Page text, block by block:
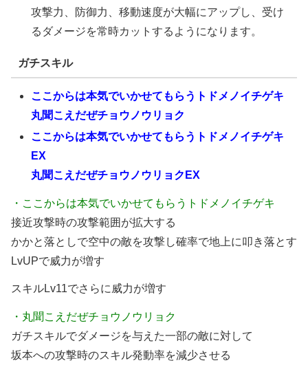
攻撃力、防御力、移動速度が大幅にアップし、受け
るダメージを常時カットするようになります。
ガチスキル
ここからは本気でいかせてもらうトドメノイチゲキ
丸聞こえだぜチョウノウリョク
ここからは本気でいかせてもらうトドメノイチゲキ
EX
丸聞こえだぜチョウノウリョクEX
・ここからは本気でいかせてもらうトドメノイチゲキ
接近攻撃時の攻撃範囲が拡大する
かかと落としで空中の敵を攻撃し確率で地上に叩き落とす
LvUPで威力が増す
スキルLv11でさらに威力が増す
・丸聞こえだぜチョウノウリョク
ガチスキルでダメージを与えた一部の敵に対して
坂本への攻撃時のスキル発動率を減少させる